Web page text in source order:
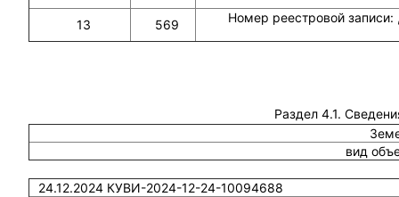
13 569 Номер реестровой
Раздел 4.1.
вид
24.12.2024 КУВИ-2024-12-24-10094688